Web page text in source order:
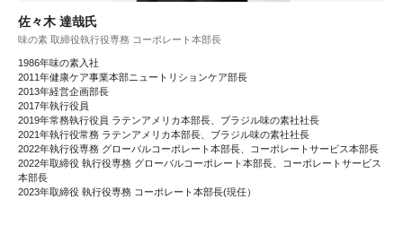
佐々木 達哉氏
味の素 取締役執行役専務 コーポレート本部長
1986年味の素入社
2011年健康ケア事業本部ニュートリションケア部長
2013年経営企画部長
2017年執行役員
2019年常務執行役員 ラテンアメリカ本部長、ブラジル味の素社社長
2021年執行役常務 ラテンアメリカ本部長、ブラジル味の素社社長
2022年執行役専務 グローバルコーポレート本部長、コーポレートサービス本部長
2022年取締役 執行役専務 グローバルコーポレート本部長、コーポレートサービス
本部長
2023年取締役 執行役専務 コーポレート本部長(現任）